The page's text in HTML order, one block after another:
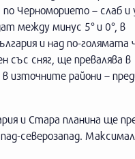
Черноморието – слаб и
между минус 5° и 0°, в
и над по-голямата
със сняг, ще превалява в
източните райони –
и Стара планина ще
северозапад.